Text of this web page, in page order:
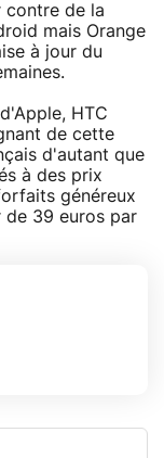
contre de la
mais Orange
à jour du
HTC
de cette
d'autant que
à des prix
généreux
de 39 euros par